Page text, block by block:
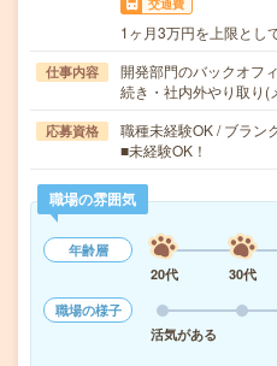
交通費
1ヶ月3万円を上限とし
仕事内容
開発部門のバックオフ
続き・社内外やり取り
応募資格
職種未経験OK / ブラン
■未経験OK！
職場の雰囲気
年齢層
20代
30代
職場の様子
活気がある